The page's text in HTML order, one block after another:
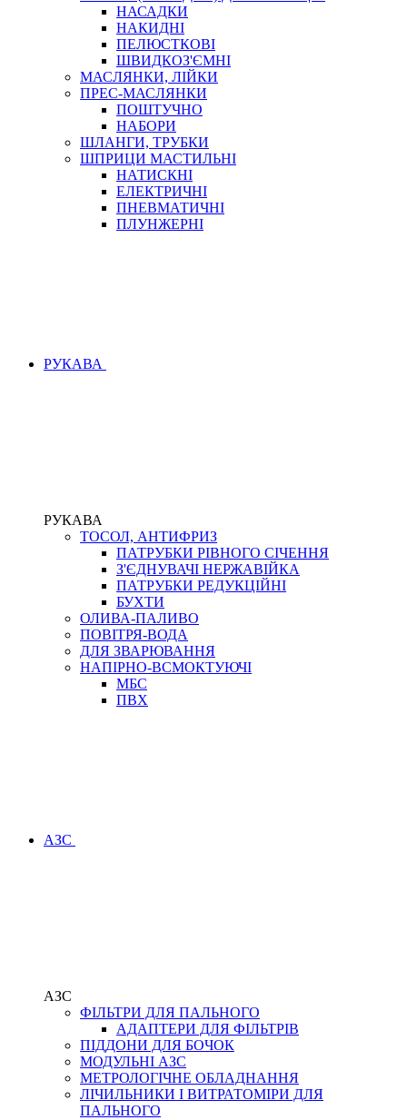
НАСАДКИ
НАКИДНІ
ПЕЛЮСТКОВІ
ШВИДКОЗ'ЄМНІ
МАСЛЯНКИ, ЛІЙКИ
ПРЕС-МАСЛЯНКИ
ПОШТУЧНО
НАБОРИ
ШЛАНГИ, ТРУБКИ
ШПРИЦИ МАСТИЛЬНІ
НАТИСКНІ
ЕЛЕКТРИЧНІ
ПНЕВМАТИЧНІ
ПЛУНЖЕРНІ
РУКАВА
РУКАВА
ТОСОЛ, АНТИФРИЗ
ПАТРУБКИ РІВНОГО СІЧЕННЯ
З'ЄДНУВАЧІ НЕРЖАВІЙКА
ПАТРУБКИ РЕДУКЦІЙНІ
БУХТИ
ОЛИВА-ПАЛИВО
ПОВІТРЯ-ВОДА
ДЛЯ ЗВАРЮВАННЯ
НАПІРНО-ВСМОКТУЮЧІ
МБС
ПВХ
АЗС
АЗС
ФІЛЬТРИ ДЛЯ ПАЛЬНОГО
АДАПТЕРИ ДЛЯ ФІЛЬТРІВ
ПІДДОНИ ДЛЯ БОЧОК
МОДУЛЬНІ АЗС
МЕТРОЛОГІЧНЕ ОБЛАДНАННЯ
ЛІЧИЛЬНИКИ І ВИТРАТОМІРИ ДЛЯ
ПАЛЬНОГО